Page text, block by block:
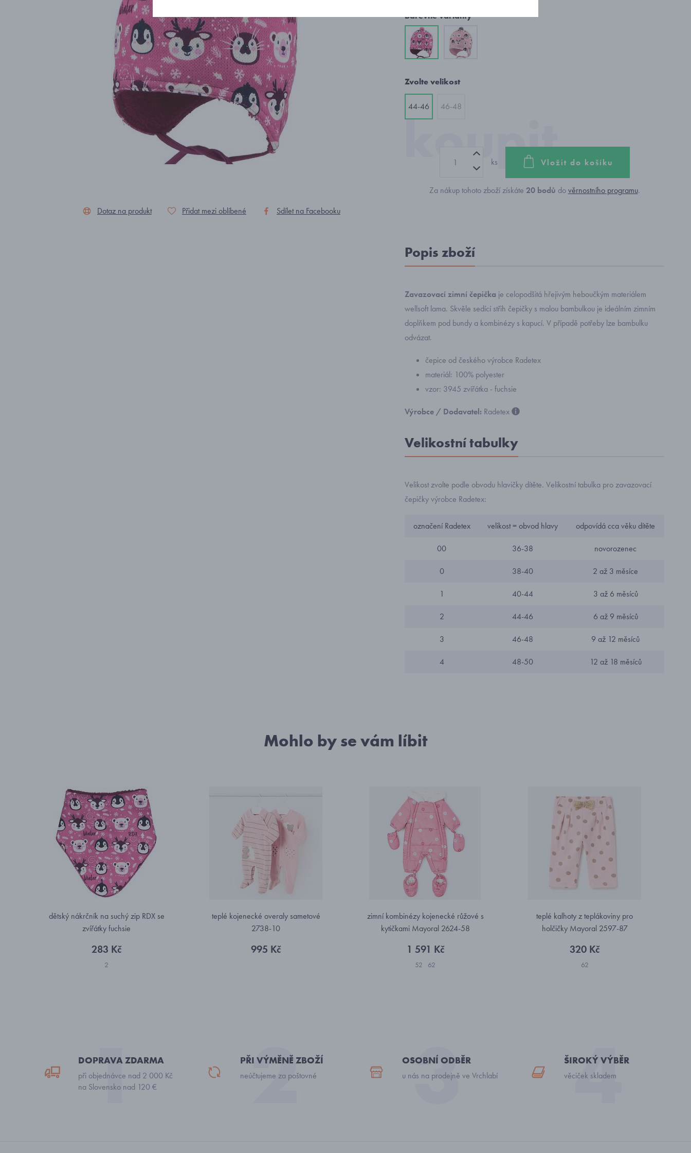
Dotaz na produkt Přidat mezi oblíbené Sdílet na Facebooku
Barevné varianty
Zvolte velikost
44-46 46-48
ks Vložit do košíku
Za nákup tohoto zboží získáte 20bodů dověrnostního programu.
Popis zboží
Zavazovací zimní čepička je celopodšitá hřejivým heboučkým materiálem
wellsoft lama. Skvěle sedící střih čepičky s malou bambulkou je ideálním zimním
doplňkem pod bundy a kombinézy s kapucí. V případě potřeby lze bambulku
odvázat.
čepice od českého výrobce Radetex
materiál: 100% polyester
vzor: 3945 zvířátka - fuchsie
Výrobce / Dodavatel: Radetex
Velikostní tabulky
Velikost zvolte podle obvodu hlavičky dítěte. Velikostní tabulka pro zavazovací
čepičky výrobce Radetex:
označení Radetex velikost = obvod hlavy odpovídá cca věku dítěte
00 36-38 novorozenec
0 38-40 2 až 3 měsíce
1 40-44 3 až 6 měsíců
2 44-46 6 až 9 měsíců
3 46-48 9 až 12 měsíců
4 48-50 12 až 18 měsíců
Mohlo by se vám líbit
dětský nákrčník na suchý zip RDX se
zvířátky fuchsie
283 Kč
2
teplé kojenecké overaly sametové
2738-10
995 Kč
zimní kombinézy kojenecké růžové s
kytičkami Mayoral 2624-58
1 591 Kč
52 62
teplé kalhoty z teplákoviny pro
holčičky Mayoral 2597-87
320 Kč
62
DOPRAVA ZDARMA
při objednávce nad 2 000 Kč
na Slovensko nad 120 €
PŘI VÝMĚNĚ ZBOŽÍ
neúčtujeme za poštovné
OSOBNÍ ODBĚR
u nás na prodejně ve Vrchlabí
ŠIROKÝ VÝBĚR
věciček skladem